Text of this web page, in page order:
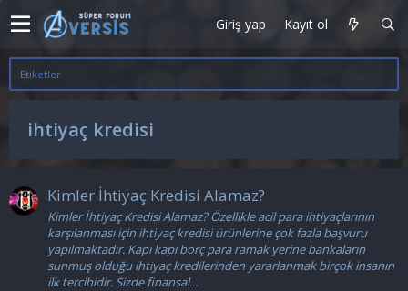
Giriş yap Kayıt ol
Etiketler
ihtiyaç kredisi
Kimler İhtiyaç Kredisi Alamaz?
Kimler İhtiyaç Kredisi Alamaz? Özellikle acil para ihtiyaçlarının
karşılanması için ihtiyaç kredisi ürünlerine çok fazla başvuru
yapılmaktadır. Kapı kapı borç para ramak yerine bankaların
sunmuş olduğu ihtiyaç kredilerinden yararlanmak birçok insanın
ilk tercihidir. Sizde finansal...